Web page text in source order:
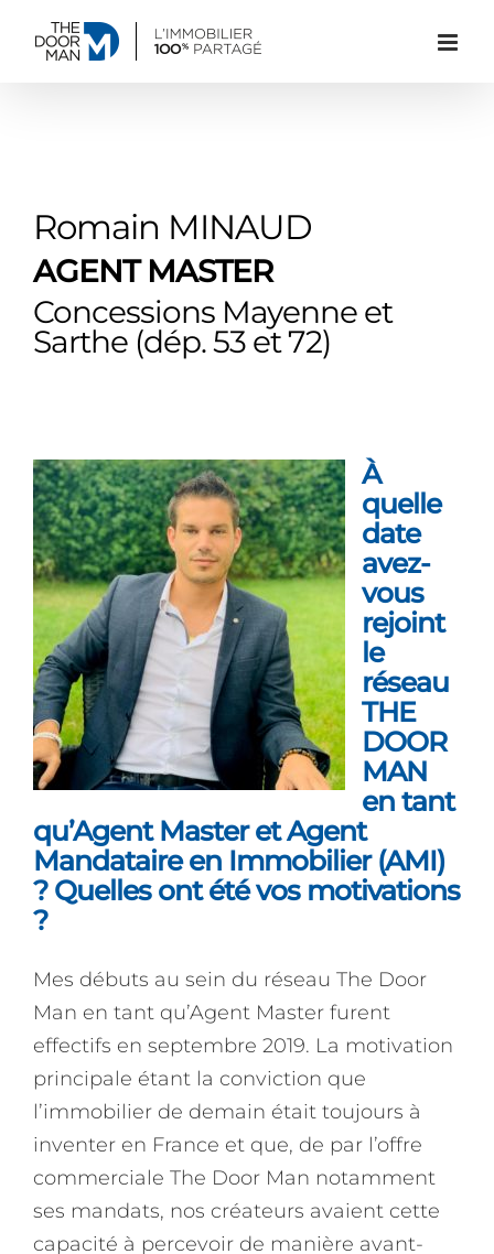
Romain MINAUD
AGENT MASTER
Concessions Mayenne et
Sarthe (dép. 53 et 72)
À
quelle
date
avez-
vous
rejoint
le
réseau
THE
DOOR
MAN
en tant
qu’Agent Master et Agent
Mandataire en Immobilier (AMI)
? Quelles ont été vos motivations
?
Mes débuts au sein du réseau The Door
Man en tant qu’Agent Master furent
effectifs en septembre 2019. La motivation
principale étant la conviction que
l’immobilier de demain était toujours à
inventer en France et que, de par l’offre
commerciale The Door Man notamment
ses mandats, nos créateurs avaient cette
capacité à percevoir de manière avant-